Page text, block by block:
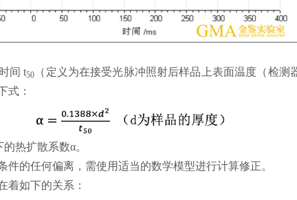
间 t50
（定义为在接受光脉冲照射后样品上表面温度（检测
式：
热扩散系数α。
件的任何偏离，需使用适当的数学模型进行计算修正。
着如下的关系：